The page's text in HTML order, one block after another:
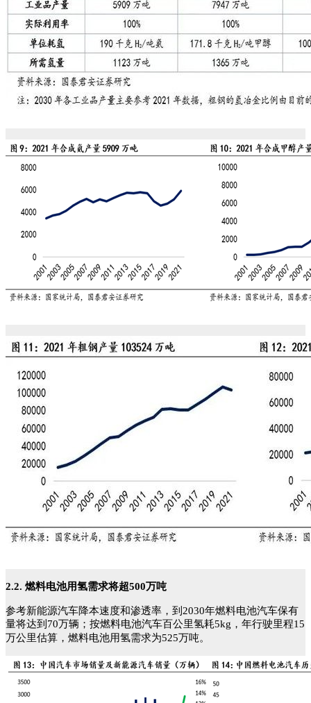
2.2. 燃料电池用氢需求将超500万吨
参考新能源汽车降本速度和渗透率，到2030年燃料电池汽车保有
量将达到70万辆；按燃料电池汽车百公里氢耗5kg，年行驶里程15
万公里估算，燃料电池用氢需求为525万吨。